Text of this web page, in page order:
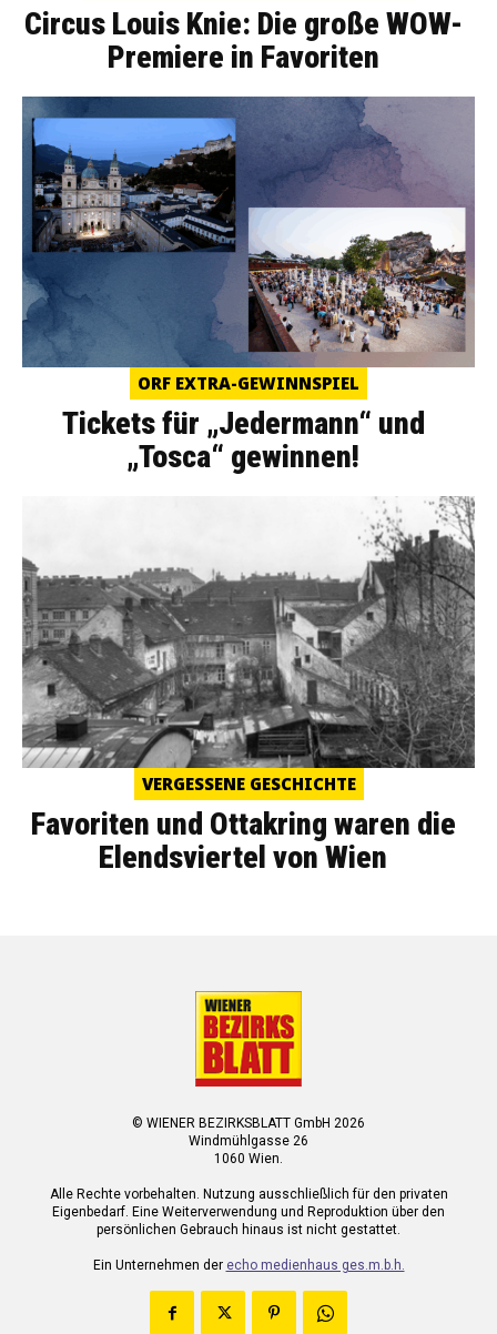
Circus Louis Knie: Die große WOW-
Premiere in Favoriten
ORF EXTRA-GEWINNSPIEL
Tickets für „Jedermann“ und
„Tosca“ gewinnen!
VERGESSENE GESCHICHTE
Favoriten und Ottakring waren die
Elendsviertel von Wien
© WIENER BEZIRKSBLATT GmbH 2026
Windmühlgasse 26
1060 Wien.
Alle Rechte vorbehalten. Nutzung ausschließlich für den privaten
Eigenbedarf. Eine Weiterverwendung und Reproduktion über den
persönlichen Gebrauch hinaus ist nicht gestattet.
Ein Unternehmen der echo medienhaus ges.m.b.h.